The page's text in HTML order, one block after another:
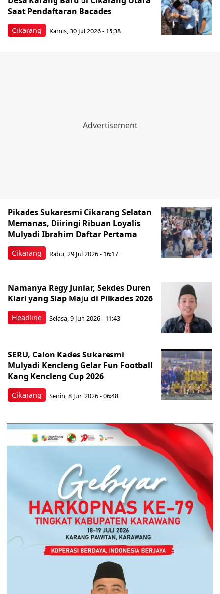
Cikarang
Saat Pendaftaran Bacades
Kamis, 30 Jul 2026 - 15:38
Cikarang
Pikades Sukaresmi Cikarang Selatan
Memanas, Diiringi Ribuan Loyalis
Mulyadi Ibrahim Daftar Pertama
Rabu, 29 Jul 2026 - 16:17
Headline
Namanya Regy Juniar, Sekdes Duren
Klari yang Siap Maju di Pilkades 2026
Selasa, 9 Jun 2026 - 11:43
Cikarang
SERU, Calon Kades Sukaresmi
Mulyadi Kencleng Gelar Fun Football
Kang Kencleng Cup 2026
Senin, 8 Jun 2026 - 06:48